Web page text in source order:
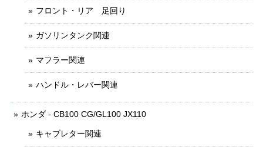
フロント・リア 足回り
ガソリンタンク関連
マフラー関連
ハンドル・レバー関連
ホンダ - CB100 CG/GL100 JX110
キャブレター関連